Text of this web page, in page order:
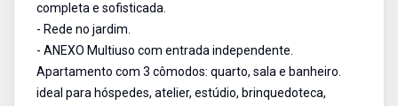
completa e sofisticada.
- Rede no jardim.
- ANEXO Multiuso com entrada independente.
Apartamento com 3 cômodos: quarto, sala e banheiro.
ideal para hóspedes, atelier, estúdio, brinquedoteca,